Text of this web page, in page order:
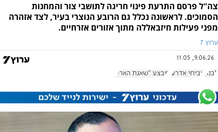
צה"ל פרסם התרעת פינוי חריגה לתושבי צור והמחנות
הסמוכים. לראשונה נכלל גם הרובע הנוצרי בעיר, לצד אזהרה
מפני פעילות חיזבאללה מתוך אזורים אזרחיים.
ערוץ 7
9.06.26, 11:05
לבנון אביחי אדרעי מבצע "שאגת הארי"